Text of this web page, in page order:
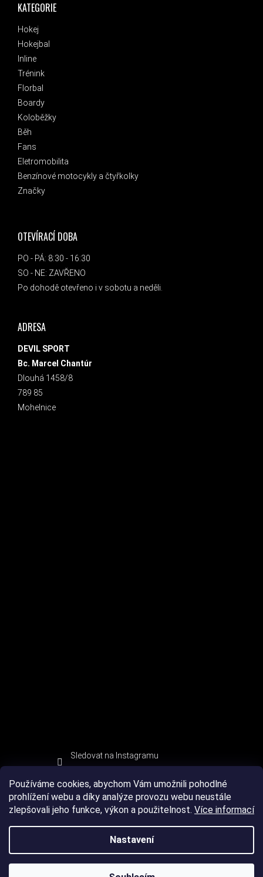
Používáme cookies, abychom Vám umožnili pohodlné
prohlížení webu a díky analýze provozu webu neustále
zlepšovali jeho funkce, výkon a použitelnost. Více informací
Nastavení
KATEGORIE
Hokej
Hokejbal
Inline
Trénink
Florbal
Boardy
Koloběžky
Běh
Fans
Eletromobilita
Benzínové motocykly a čtyřkolky
Značky
OTEVÍRACÍ DOBA
PO - PÁ: 8:30 - 16:30
SO - NE: ZAVŘENO
Po dohodě otevřeno i v sobotu a neděli.
ADRESA
DEVIL SPORT
Bc. Marcel Chantúr
Dlouhá 1458/8
789 85
Mohelnice
Sledovat na Instagramu